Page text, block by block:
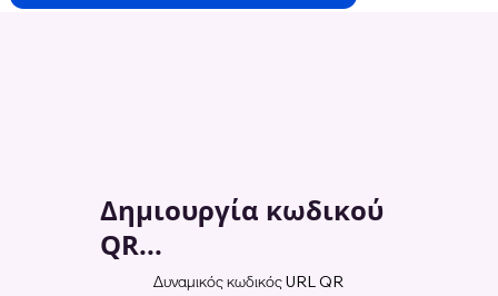
Δημιουργία κωδικού
QR...
Δυναμικός κωδικός URL QR